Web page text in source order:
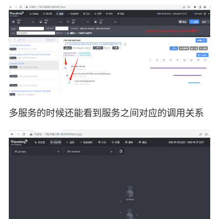
多服务的时候还能看到服务之间对应的调用关系